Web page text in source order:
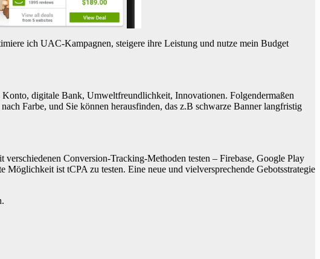
ich UAC-Kampagnen, steigere ihre Leistung und nutze mein Budget
digitale Bank, Umweltfreundlichkeit, Innovationen. Folgendermaßen
Farbe, und Sie können herausfinden, das z.B schwarze Banner langfristig
Conversion-Tracking-Methoden testen – Firebase, Google Play
ist tCPA zu testen. Eine neue und vielversprechende Gebotsstrategie